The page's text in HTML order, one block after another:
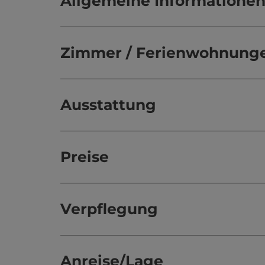
Zimmer /
Ausstattung
Preise
Verpflegung
Anreise/Lage